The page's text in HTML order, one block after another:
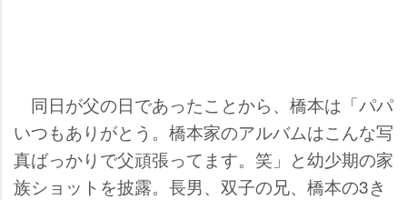
同日が父の日であったことから、橋本は「パパ
いつもありがとう。橋本家のアルバムはこんな写
真ばっかりで父頑張ってます。笑」と幼少期の家
族ショットを披露。長男、双子の兄、橋本の3き